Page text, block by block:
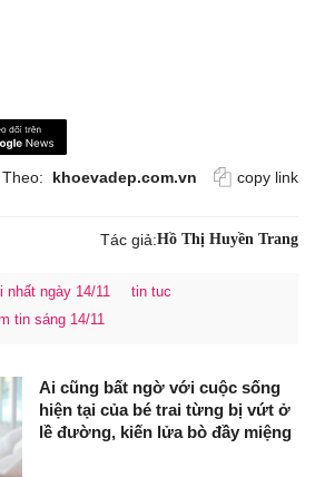
Theo: khoevadep.com.vn copy link
Tác giả:Hồ Thị Huyền Trang
ngày 14/11
tin tuc
tin sáng 14/11
Ai cũng bất ngờ với cuộc sống
hiện tại của bé trai từng bị vứt ở
lề đường, kiến lửa bò đầy miệng